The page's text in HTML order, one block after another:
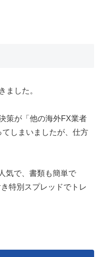
ました。
策が「他の海外FX業者
しまいましたが、仕方
気で、書類も簡単で
特別スプレッドでトレ